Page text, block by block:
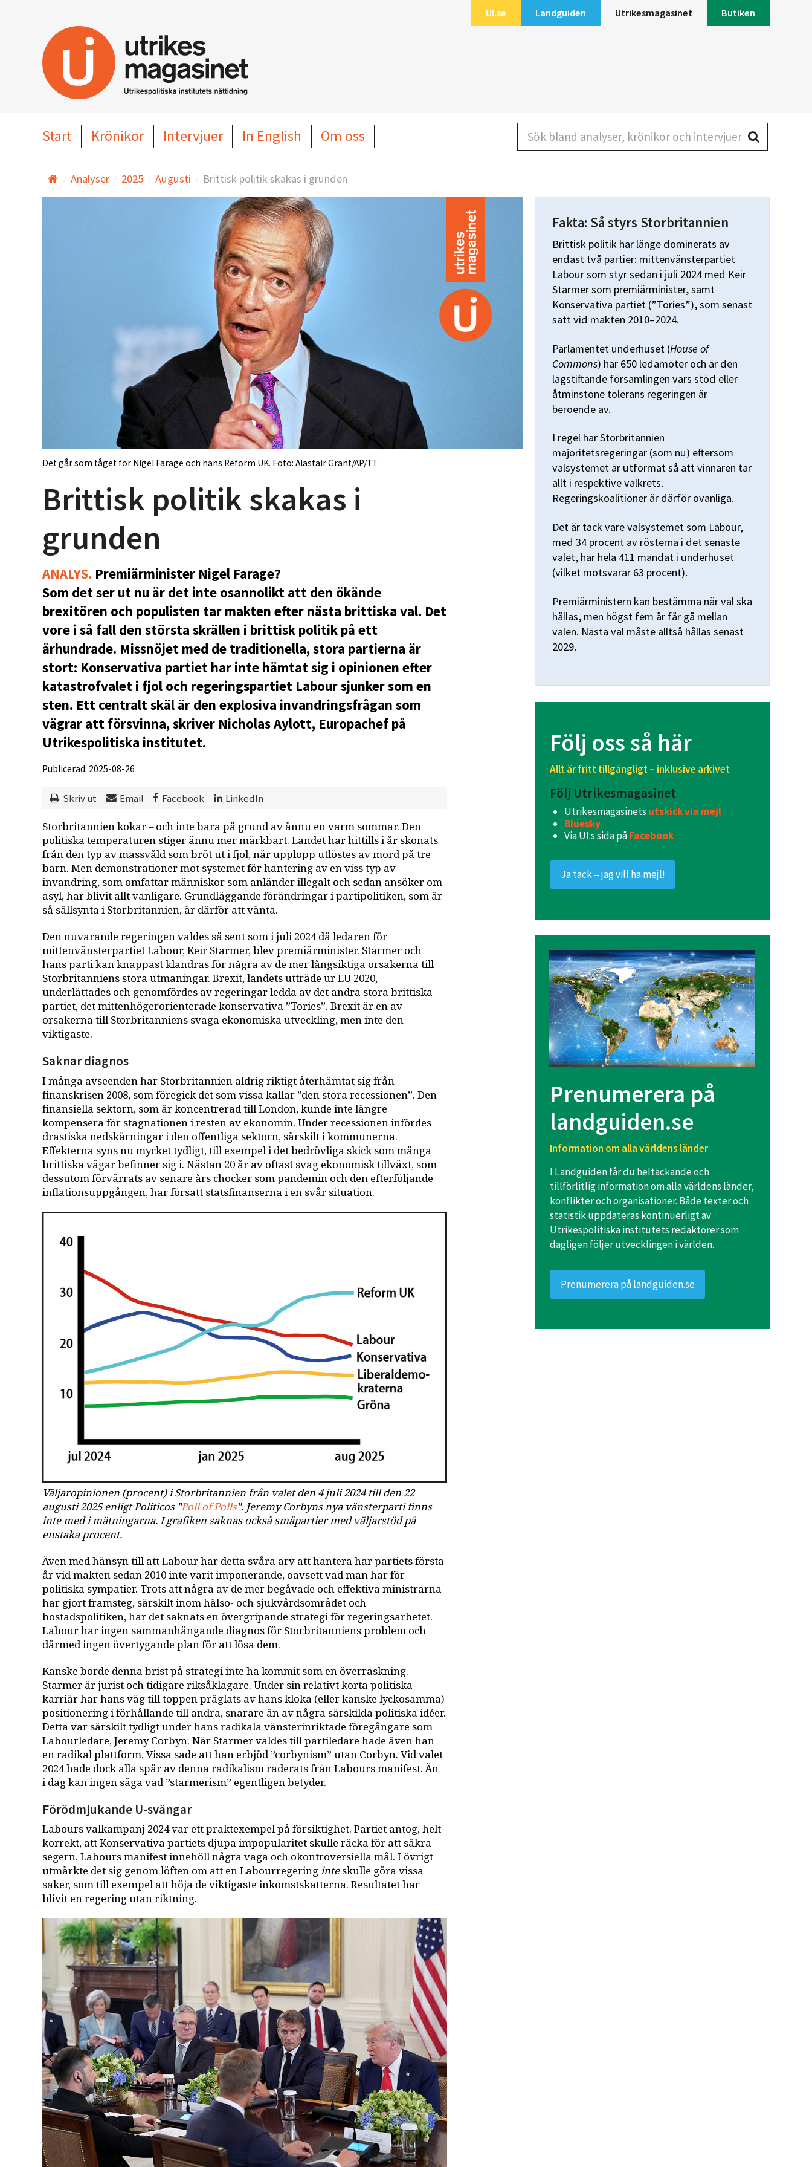
huvudinnehållet
UI.se Landguiden Utrikesmagasinet Butiken
Start Krönikor Intervjuer In English Om oss
Analyser 2025 Augusti Brittisk politik skakas i grunden
Det går som tåget för Nigel Farage och hans Reform UK. Foto: Alastair Grant/AP/TT
Brittisk politik skakas i
grunden
ANALYS. Premiärminister Nigel Farage?
Som det ser ut nu är det inte osannolikt att den ökände
brexitören och populisten tar makten efter nästa brittiska val. Det
vore i så fall den största skrällen i brittisk politik på ett
århundrade. Missnöjet med de traditionella, stora partierna är
stort: Konservativa partiet har inte hämtat sig i opinionen efter
katastrofvalet i fjol och regeringspartiet Labour sjunker som en
sten. Ett centralt skäl är den explosiva invandringsfrågan som
vägrar att försvinna, skriver Nicholas Aylott, Europachef på
Utrikespolitiska institutet.
Publicerad: 2025-08-26
Skriv ut Email Facebook LinkedIn
Storbritannien kokar – och inte bara på grund av ännu en varm sommar. Den
politiska temperaturen stiger ännu mer märkbart. Landet har hittills i år skonats
från den typ av massvåld som bröt ut i fjol, när upplopp utlöstes av mord på tre
barn. Men demonstrationer mot systemet för hantering av en viss typ av
invandring, som omfattar människor som anländer illegalt och sedan ansöker om
asyl, har blivit allt vanligare. Grundläggande förändringar i partipolitiken, som är
så sällsynta i Storbritannien, är därför att vänta.
Den nuvarande regeringen valdes så sent som i juli 2024 då ledaren för
mittenvänsterpartiet Labour, Keir Starmer, blev premiärminister. Starmer och
hans parti kan knappast klandras för några av de mer långsiktiga orsakerna till
Storbritanniens stora utmaningar. Brexit, landets utträde ur EU 2020,
underlättades och genomfördes av regeringar ledda av det andra stora brittiska
partiet, det mittenhögerorienterade konservativa ”Tories”. Brexit är en av
orsakerna till Storbritanniens svaga ekonomiska utveckling, men inte den
viktigaste.
Saknar diagnos
I många avseenden har Storbritannien aldrig riktigt återhämtat sig från
finanskrisen 2008, som föregick det som vissa kallar ”den stora recessionen”. Den
finansiella sektorn, som är koncentrerad till London, kunde inte längre
kompensera för stagnationen i resten av ekonomin. Under recessionen infördes
drastiska nedskärningar i den offentliga sektorn, särskilt i kommunerna.
Effekterna syns nu mycket tydligt, till exempel i det bedrövliga skick som många
brittiska vägar befinner sig i. Nästan 20 år av oftast svag ekonomisk tillväxt, som
dessutom förvärrats av senare års chocker som pandemin och den efterföljande
inflationsuppgången, har försatt statsfinanserna i en svår situation.
Väljaropinionen (procent) i Storbritannien från valet den 4 juli 2024 till den 22
augusti 2025 enligt Politicos "Poll of Polls". Jeremy Corbyns nya vänsterparti finns
inte med i mätningarna. I grafiken saknas också småpartier med väljarstöd på
enstaka procent.
Även med hänsyn till att Labour har detta svåra arv att hantera har partiets första
år vid makten sedan 2010 inte varit imponerande, oavsett vad man har för
politiska sympatier. Trots att några av de mer begåvade och effektiva ministrarna
har gjort framsteg, särskilt inom hälso- och sjukvårdsområdet och
bostadspolitiken, har det saknats en övergripande strategi för regeringsarbetet.
Labour har ingen sammanhängande diagnos för Storbritanniens problem och
därmed ingen övertygande plan för att lösa dem.
Kanske borde denna brist på strategi inte ha kommit som en överraskning.
Starmer är jurist och tidigare riksåklagare. Under sin relativt korta politiska
karriär har hans väg till toppen präglats av hans kloka (eller kanske lyckosamma)
positionering i förhållande till andra, snarare än av några särskilda politiska idéer.
Detta var särskilt tydligt under hans radikala vänsterinriktade föregångare som
Labourledare, Jeremy Corbyn. När Starmer valdes till partiledare hade även han
en radikal plattform. Vissa sade att han erbjöd ”corbynism” utan Corbyn. Vid valet
2024 hade dock alla spår av denna radikalism raderats från Labours manifest. Än
i dag kan ingen säga vad ”starmerism” egentligen betyder.
Förödmjukande U-svängar
Labours valkampanj 2024 var ett praktexempel på försiktighet. Partiet antog, helt
korrekt, att Konservativa partiets djupa impopularitet skulle räcka för att säkra
segern. Labours manifest innehöll några vaga och okontroversiella mål. I övrigt
utmärkte det sig genom löften om att en Labourregeringinteskulle göra vissa
saker, som till exempel att höja de viktigaste inkomstskatterna. Resultatet har
blivit en regering utan riktning.
Fakta: Så styrs Storbritannien
Brittisk politik har länge dominerats av
endast två partier: mittenvänsterpartiet
Labour som styr sedan i juli 2024 med Keir
Starmer som premiärminister, samt
Konservativa partiet (”Tories”), som senast
satt vid makten 2010–2024.
Parlamentet underhuset (House of
Commons) har 650 ledamöter och är den
lagstiftande församlingen vars stöd eller
åtminstone tolerans regeringen är
beroende av.
I regel har Storbritannien
majoritetsregeringar (som nu) eftersom
valsystemet är utformat så att vinnaren tar
allt i respektive valkrets.
Regeringskoalitioner är därför ovanliga.
Det är tack vare valsystemet som Labour,
med 34 procent av rösterna i det senaste
valet, har hela 411 mandat i underhuset
(vilket motsvarar 63 procent).
Premiär­ministern kan bestämma när val ska
hållas, men högst fem år får gå mellan
valen. Nästa val måste alltså hållas senast
2029.
Följ oss så här
Allt är fritt tillgängligt – inklusive arkivet
Följ Utrikesmagasinet
Utrikesmagasinetsutskick via mejl
Bluesky
Via UI:s sida påFacebook
Ja tack – jag vill ha mejl!
Prenumerera på
landguiden.se
Information om alla världens länder
I Landguiden får du heltäckande och
tillförlitlig information om alla världens länder,
konflikter och organisationer. Både texter och
statistik uppdateras kontinuerligt av
Utrikespolitiska institutets redaktörer som
dagligen följer utvecklingen i världen.
Prenumerera på landguiden.se